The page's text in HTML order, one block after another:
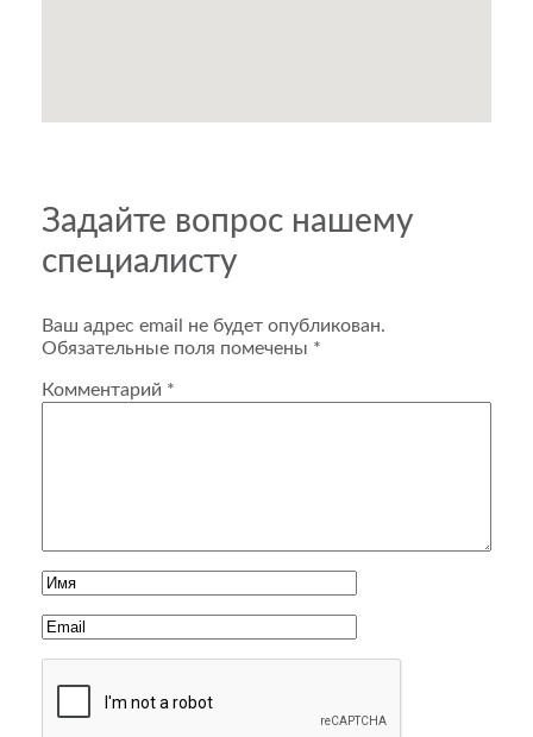
Задайте вопрос нашему
специалисту
Ваш адрес email не будет опубликован.
Обязательные поля помечены *
Комментарий *